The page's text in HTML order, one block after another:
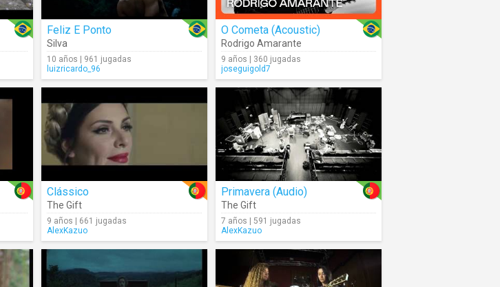
Feliz E Ponto
Silva
10 años | 961 jugadas
luizricardo_96
O Cometa (Acoustic)
Rodrigo Amarante
9 años | 360 jugadas
joseguigold7
Clássico
The Gift
9 años | 661 jugadas
AlexKazuo
Primavera (Audio)
The Gift
7 años | 591 jugadas
AlexKazuo